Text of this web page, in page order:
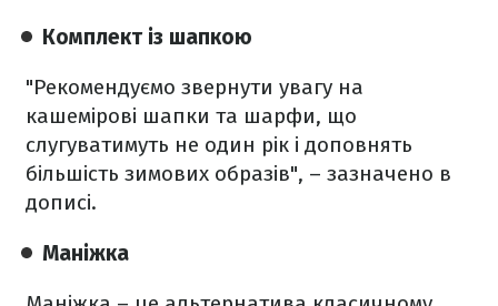
Комплект із шапкою
"Рекомендуємо звернути увагу на
кашемірові шапки та шарфи, що
слугуватимуть не один рік і доповнять
більшість зимових образів", – зазначено в
дописі.
Маніжка